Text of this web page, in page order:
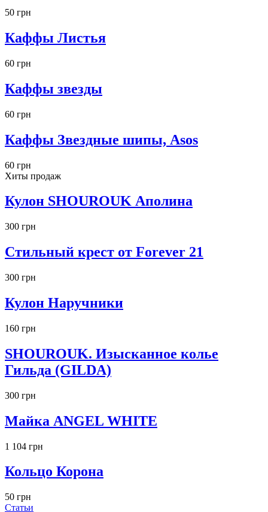
50 грн
Каффы Листья
60 грн
Каффы звезды
60 грн
Каффы Звездные шипы, Asos
60 грн
Хиты продаж
Кулон SHOUROUK Аполина
300 грн
Стильный крест от Forever 21
300 грн
Кулон Наручники
160 грн
SHOUROUK. Изысканное колье
Гильда (GILDA)
300 грн
Майка ANGEL WHITE
1 104 грн
Кольцо Корона
50 грн
Статьи